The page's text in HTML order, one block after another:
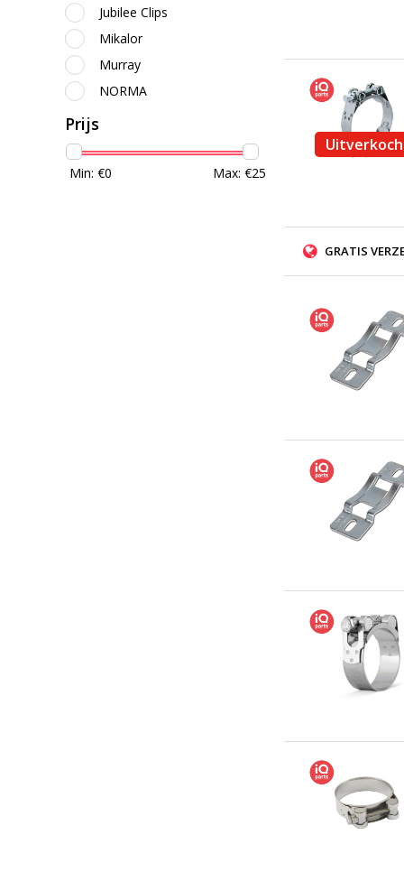
Jubilee Clips
Mikalor
Murray
NORMA
Prijs
Min: €0 Max: €25
GRATIS